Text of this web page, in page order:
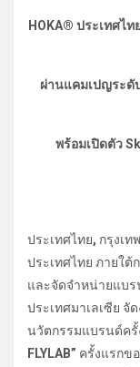
HOKA® ประเทศไท
ผ่านแคมเปญระดั
พร้อมเปิดตัว
ประเทศไทย, กรุงเท
ประเทศไทย ภายใต้
และจัดจำหน่ายแบร
ประเทศมาเลเซีย
นวัตกรรมแบรนด์ค
FLYLAB” ครั้งแรกข